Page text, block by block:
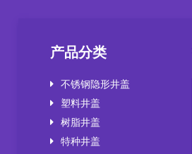
产品分类
不锈钢隐形井盖
塑料井盖
树脂井盖
特种井盖